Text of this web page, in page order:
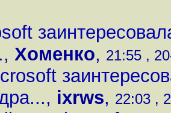
, Хоменко, 21:55 ,
, ixrws, 22:03 ,